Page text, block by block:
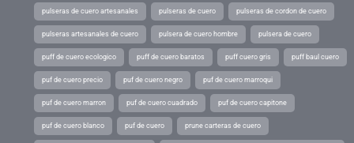
pulseras de cuero artesanales pulseras de cuero pulseras de cordon de cuero
pulseras artesanales de cuero pulsera de cuero hombre pulsera de cuero
puff de cuero ecologico puff de cuero baratos puff cuero gris puff baul cuero
puf de cuero precio puf de cuero negro puf de cuero marroqui
puf de cuero marron puf de cuero cuadrado puf de cuero capitone
puf de cuero blanco puf de cuero prune carteras de cuero